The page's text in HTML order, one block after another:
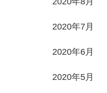
2020年7月
2020年6月
2020年5月